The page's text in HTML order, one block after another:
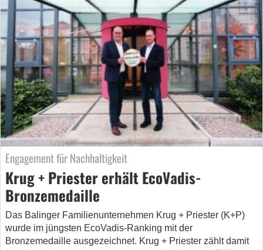
Engagement für Nachhaltigkeit
Krug + Priester erhält EcoVadis-
Bronzemedaille
Das Balinger Familienunternehmen Krug + Priester (K+P)
wurde im jüngsten EcoVadis-Ranking mit der
Bronzemedaille ausgezeichnet. Krug + Priester zählt damit